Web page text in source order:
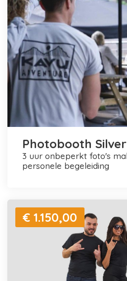
Photobooth Silver
3 uur onbeperkt foto's maken en printen +
personele begeleiding
€ 1.150,00